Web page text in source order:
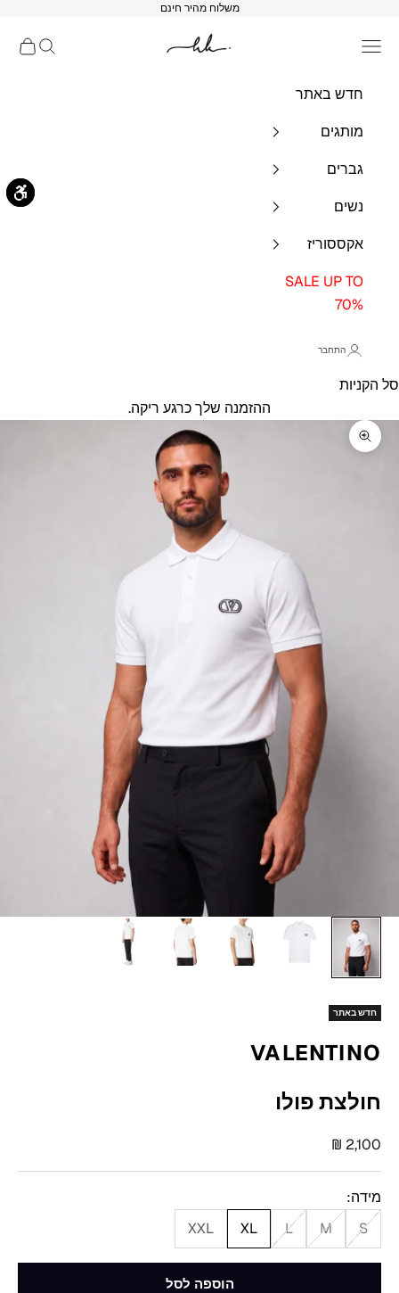
משלוח מהיר חינם
HK BRANDS תפריט ניווט חיפוש
סל
חדש באתר
מותגים
גברים
נשים
אקססוריז
SALE UP TO
70%
התחבר
סל הקניות
ההזמנה שלך כרגע ריקה.
זום על התמונה
חדש באתר
VALENTINO
חולצת פולו
מחיר מבצע
2,100 ₪
מידה:
S
M
L
XL
XXL
הוספה לסל